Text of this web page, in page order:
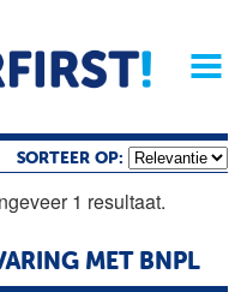
Magazine
SORTEER OP:
1 resultaat.
MET BNPL